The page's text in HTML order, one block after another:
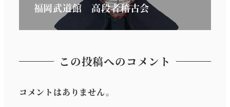
福岡武道館 高段者稽古会
この投稿へのコメント
コメントはありません。